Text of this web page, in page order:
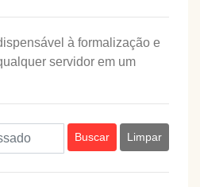
à formalização e
servidor em um
Buscar Limpar